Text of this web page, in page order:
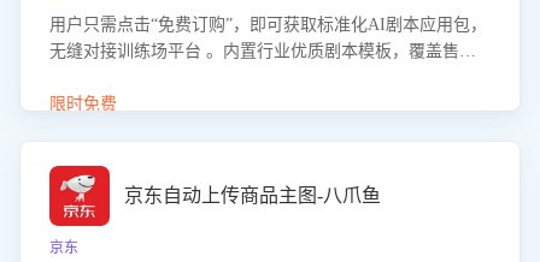
用户只需点击“免费订购”，即可获取标准化AI剧本应用包，
无缝对接训练场平台 。内置行业优质剧本模板，覆盖售前
初始化时间，助力企业快速启动智能客服训练
限时免费
京东自动上传商品主图-八爪鱼
京东